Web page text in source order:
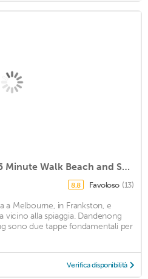
2 Bedroom Apartment, 5 Minute Walk Beach and Shopping Centre
8,8 Favoloso (13)
Melbourne, in Frankston, e
vicino alla spiaggia. Dandenong
sono due tappe fondamentali per
Verifica disponibilità